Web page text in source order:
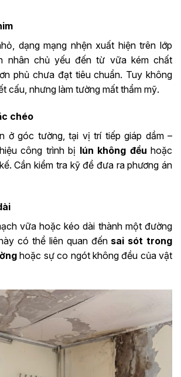
dạng mạng nhện xuất hiện trên lớp
nhân chủ yếu đến từ vữa kém chất
phủ chưa đạt tiêu chuẩn. Tuy không
cấu, nhưng làm tường mất thẩm mỹ.
chéo
ở góc tường, tại vị trí tiếp giáp dầm –
công trình bị lún không đều hoặc
Cần kiểm tra kỹ để đưa ra phương án
vữa hoặc kéo dài thành một đường
có thể liên quan đến sai sót trong
hoặc sự co ngót không đều của vật